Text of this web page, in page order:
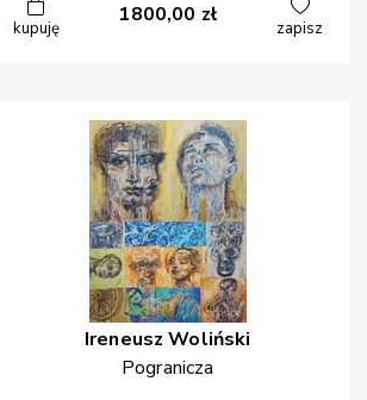
kupuję
1800,00 zł
zapisz
Ireneusz Woliński
Pogranicza